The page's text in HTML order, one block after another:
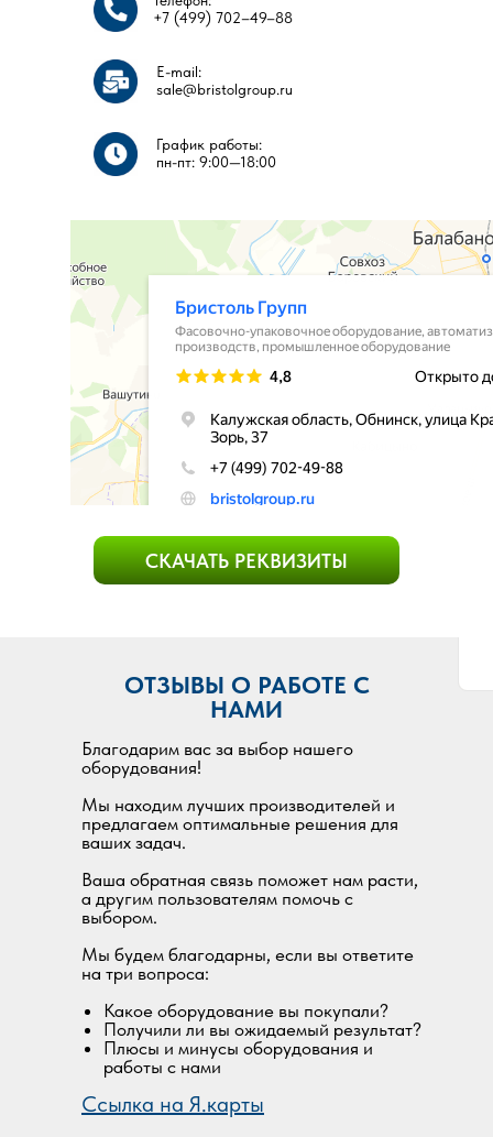
+7 (499) 702–49–88
E-mail:
sale@bristolgroup.ru
График работы:
пн-пт: 9:00—18:00​​
СКАЧАТЬ РЕКВИЗИТЫ
Благодарим вас за выбор нашего
оборудования!
Мы находим лучших производителей и
предлагаем оптимальные решения для
ваших задач.
Ваша обратная связь поможет нам расти,
а другим пользователям помочь с
выбором.
Мы будем благодарны, если вы ответите
на три вопроса:
Какое оборудование вы покупали?
Получили ли вы ожидаемый результат?
Плюсы и минусы оборудования и
работы с нами
Ссылка на Я.карты
ОТЗЫВЫ О РАБОТЕ С
НАМИ
ПОСЕТИТЬ НАШ ШОУРУМ